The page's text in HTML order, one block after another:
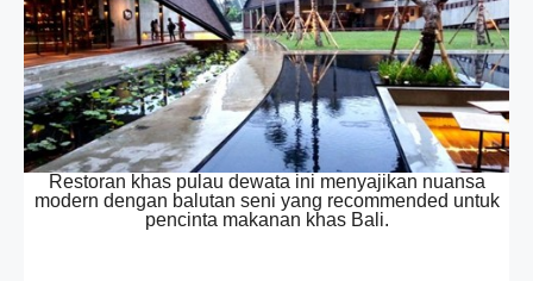
Restoran khas pulau dewata ini menyajikan nuansa
modern dengan balutan seni yang recommended untuk
pencinta makanan khas Bali.